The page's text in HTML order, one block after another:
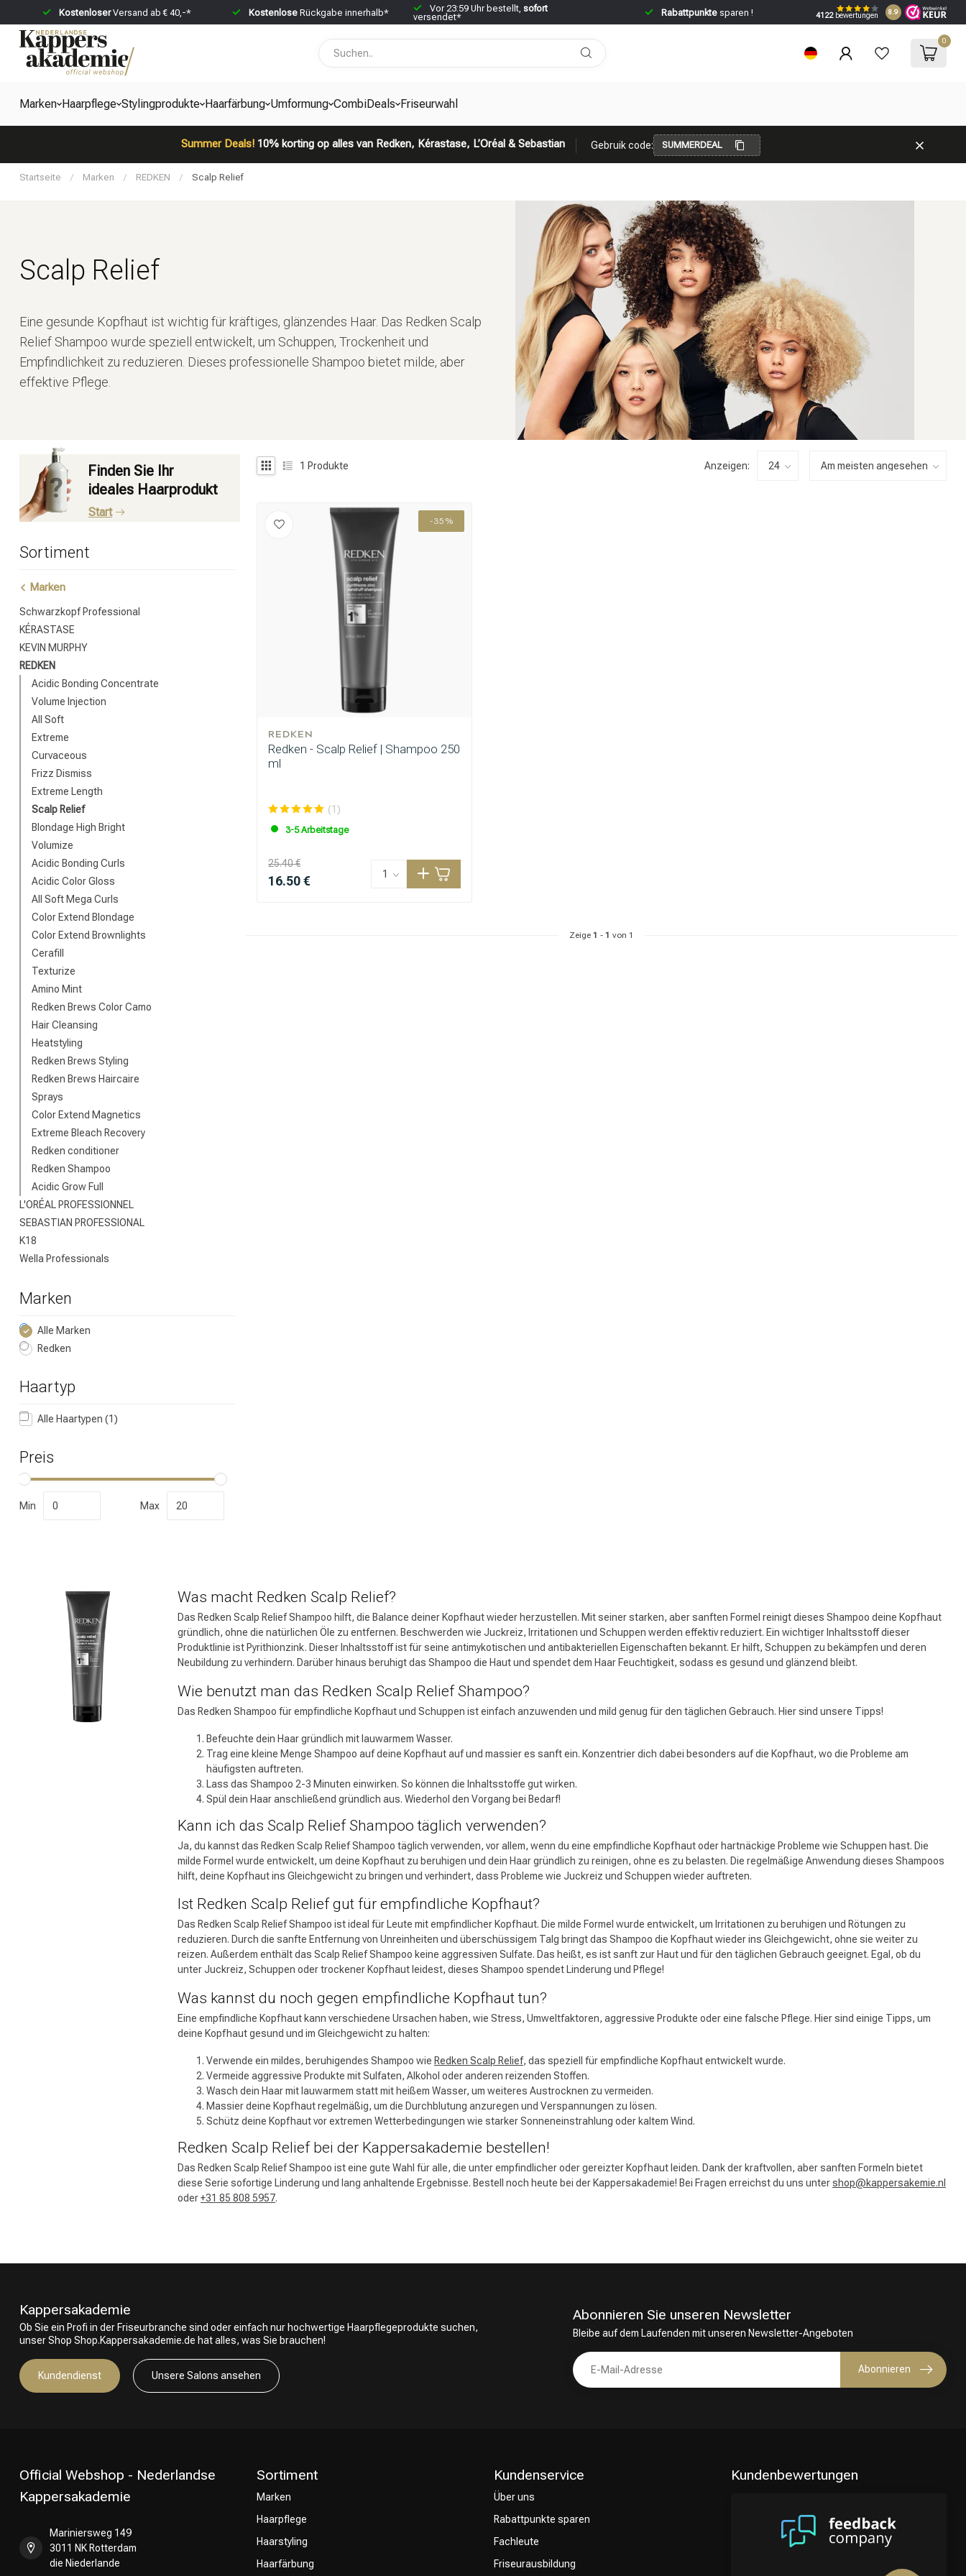
KostenloserVersand ab € 40,-* Kostenlose Rückgabe innerhalb* Vor 23:59 Uhr bestellt, sofort
versendet*
Rabattpunktesparen ! 4122bewertungen 8.9
0
Marken Haarpflege Stylingprodukte Haarfärbung Umformung CombiDeals Friseurwahl
Summer Deals!10% korting op alles van Redken, Kérastase, L’Oréal & Sebastian Gebruik code: SUMMERDEAL
Startseite / Marken / REDKEN / Scalp Relief
Scalp Relief
Eine gesunde Kopfhaut ist wichtig für kräftiges, glänzendes Haar. Das Redken Scalp
Relief Shampoo wurde speziell entwickelt, um Schuppen, Trockenheit und
Empfindlichkeit zu reduzieren. Dieses professionelle Shampoo bietet milde, aber
effektive Pflege.
Finden Sie Ihr
ideales Haarprodukt
Start
Sortiment
Marken
Schwarzkopf Professional
KÉRASTASE
KEVIN MURPHY
REDKEN
Acidic Bonding Concentrate
Volume Injection
All Soft
Extreme
Curvaceous
Frizz Dismiss
Extreme Length
Scalp Relief
Blondage High Bright
Volumize
Acidic Bonding Curls
Acidic Color Gloss
All Soft Mega Curls
Color Extend Blondage
Color Extend Brownlights
Cerafill
Texturize
Amino Mint
Redken Brews Color Camo
Hair Cleansing
Heatstyling
Redken Brews Styling
Redken Brews Haircaire
Sprays
Color Extend Magnetics
Extreme Bleach Recovery
Redken conditioner
Redken Shampoo
Acidic Grow Full
L'ORÉAL PROFESSIONNEL
SEBASTIAN PROFESSIONAL
K18
Wella Professionals
Marken
Alle Marken
Redken
Haartyp
Alle Haartypen (1)
Preis
Min Max
1 Produkte Anzeigen:
-35%
REDKEN
Redken - Scalp Relief | Shampoo 250
ml
(1)
3-5 Arbeitstage
25.40 €
16.50 €
Zeige 1 - 1 von 1
Was macht Redken Scalp Relief?
Das Redken Scalp Relief Shampoo hilft, die Balance deiner Kopfhaut wieder herzustellen. Mit seiner starken, aber sanften Formel reinigt dieses Shampoo deine Kopfhaut
gründlich, ohne die natürlichen Öle zu entfernen. Beschwerden wie Juckreiz, Irritationen und Schuppen werden effektiv reduziert. Ein wichtiger Inhaltsstoff dieser
Produktlinie ist Pyrithionzink. Dieser Inhaltsstoff ist für seine antimykotischen und antibakteriellen Eigenschaften bekannt. Er hilft, Schuppen zu bekämpfen und deren
Neubildung zu verhindern. Darüber hinaus beruhigt das Shampoo die Haut und spendet dem Haar Feuchtigkeit, sodass es gesund und glänzend bleibt.
Wie benutzt man das Redken Scalp Relief Shampoo?
Das Redken Shampoo für empfindliche Kopfhaut und Schuppen ist einfach anzuwenden und mild genug für den täglichen Gebrauch. Hier sind unsere Tipps!
Befeuchte dein Haar gründlich mit lauwarmem Wasser.
Trag eine kleine Menge Shampoo auf deine Kopfhaut auf und massier es sanft ein. Konzentrier dich dabei besonders auf die Kopfhaut, wo die Probleme am
häufigsten auftreten.
Lass das Shampoo 2-3 Minuten einwirken. So können die Inhaltsstoffe gut wirken.
Spül dein Haar anschließend gründlich aus. Wiederhol den Vorgang bei Bedarf!
Kann ich das Scalp Relief Shampoo täglich verwenden?
Ja, du kannst das Redken Scalp Relief Shampoo täglich verwenden, vor allem, wenn du eine empfindliche Kopfhaut oder hartnäckige Probleme wie Schuppen hast. Die
milde Formel wurde entwickelt, um deine Kopfhaut zu beruhigen und dein Haar gründlich zu reinigen, ohne es zu belasten. Die regelmäßige Anwendung dieses Shampoos
hilft, deine Kopfhaut ins Gleichgewicht zu bringen und verhindert, dass Probleme wie Juckreiz und Schuppen wieder auftreten.
Ist Redken Scalp Relief gut für empfindliche Kopfhaut?
Das Redken Scalp Relief Shampoo ist ideal für Leute mit empfindlicher Kopfhaut. Die milde Formel wurde entwickelt, um Irritationen zu beruhigen und Rötungen zu
reduzieren. Durch die sanfte Entfernung von Unreinheiten und überschüssigem Talg bringt das Shampoo die Kopfhaut wieder ins Gleichgewicht, ohne sie weiter zu
reizen. Außerdem enthält das Scalp Relief Shampoo keine aggressiven Sulfate. Das heißt, es ist sanft zur Haut und für den täglichen Gebrauch geeignet. Egal, ob du
unter Juckreiz, Schuppen oder trockener Kopfhaut leidest, dieses Shampoo spendet Linderung und Pflege!
Was kannst du noch gegen empfindliche Kopfhaut tun?
Eine empfindliche Kopfhaut kann verschiedene Ursachen haben, wie Stress, Umweltfaktoren, aggressive Produkte oder eine falsche Pflege. Hier sind einige Tipps, um
deine Kopfhaut gesund und im Gleichgewicht zu halten:
Verwende ein mildes, beruhigendes Shampoo wie Redken Scalp Relief, das speziell für empfindliche Kopfhaut entwickelt wurde.
Vermeide aggressive Produkte mit Sulfaten, Alkohol oder anderen reizenden Stoffen.
Wasch dein Haar mit lauwarmem statt mit heißem Wasser, um weiteres Austrocknen zu vermeiden.
Massier deine Kopfhaut regelmäßig, um die Durchblutung anzuregen und Verspannungen zu lösen.
Schütz deine Kopfhaut vor extremen Wetterbedingungen wie starker Sonneneinstrahlung oder kaltem Wind.
Redken Scalp Relief bei der Kappersakademie bestellen!
Das Redken Scalp Relief Shampoo ist eine gute Wahl für alle, die unter empfindlicher oder gereizter Kopfhaut leiden. Dank der kraftvollen, aber sanften Formeln bietet
diese Serie sofortige Linderung und lang anhaltende Ergebnisse. Bestell noch heute bei der Kappersakademie! Bei Fragen erreichst du uns untershop@kappersakemie.nl
oder+31 85 808 5957.
Kappersakademie
Ob Sie ein Profi in der Friseurbranche sind oder einfach nur hochwertige Haarpflegeprodukte suchen,
unser Shop Shop.Kappersakademie.de hat alles, was Sie brauchen!
Kundendienst Unsere Salons ansehen
Abonnieren Sie unseren Newsletter
Bleibe auf dem Laufenden mit unseren Newsletter-Angeboten
Abonnieren
Official Webshop - Nederlandse
Kappersakademie
Mariniersweg 149
3011 NK Rotterdam
die Niederlande
Sortiment
Marken
Haarpflege
Haarstyling
Haarfärbung
Kundenservice
Über uns
Rabattpunkte sparen
Fachleute
Friseurausbildung
Kundenbewertungen